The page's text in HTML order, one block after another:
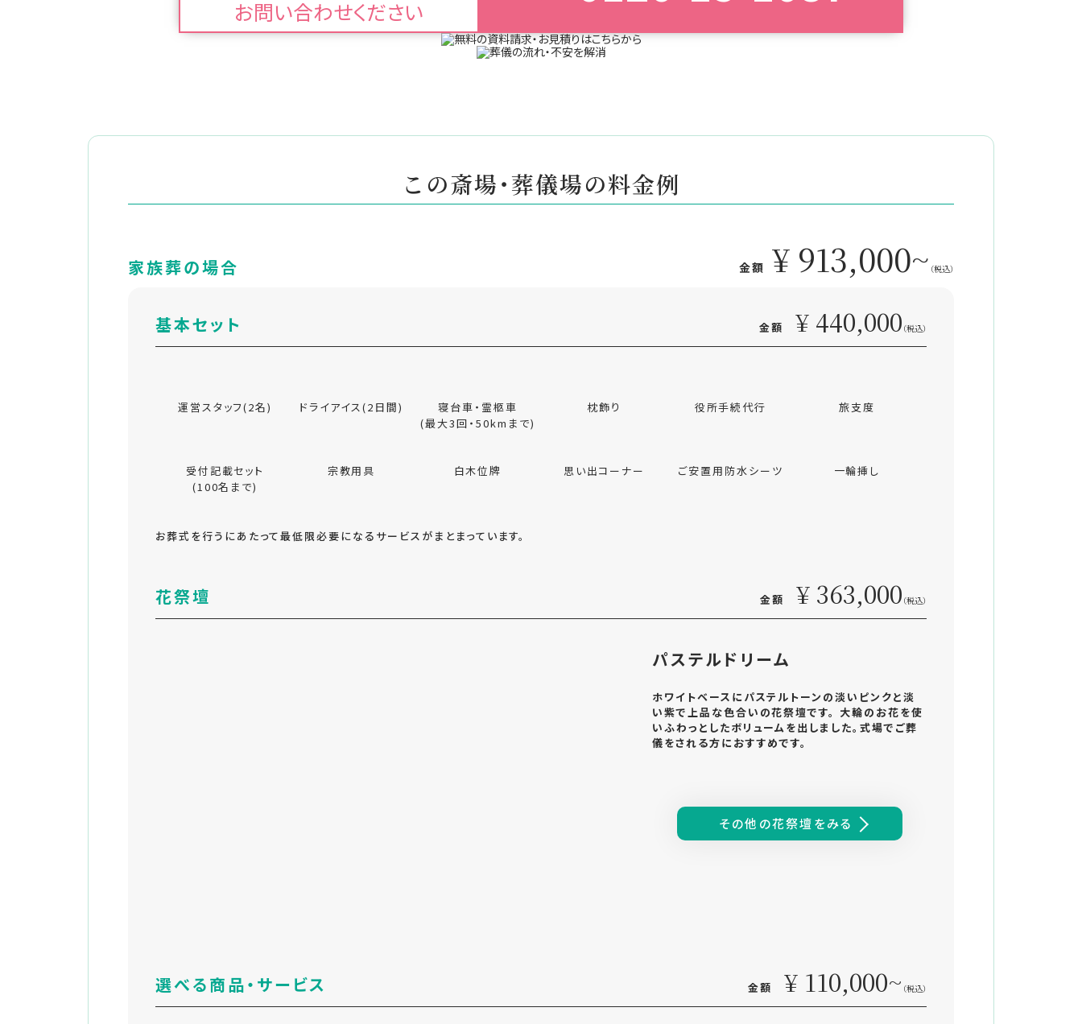
お問い合わせください
この斎場・葬儀場の料金例
家族葬の場合 金額 ¥ 913,000~ （税込）
基本セット 金額 ¥ 440,000 （税込）
運営スタッフ(2名) ドライアイス(2日間)
寝台車・霊柩車
(最大3回・50kmまで)
枕飾り 役所手続代行 旅支度
受付記載セット
(100名まで)
宗教用具 白木位牌 思い出コーナー ご安置用防水シーツ 一輪挿し
お葬式を行うにあたって最低限必要になるサービスがまとまっています。
花祭壇 金額 ¥ 363,000 （税込）
パステルドリーム
ホワイトベースにパステルトーンの淡いピンクと淡
い紫で上品な色合いの花祭壇です。 大輪のお花を使
いふわっとしたボリュームを出しました。式場でご葬
儀をされる方におすすめです。
その他の花祭壇をみる
選べる商品・サービス 金額 ¥ 110,000~ （税込）